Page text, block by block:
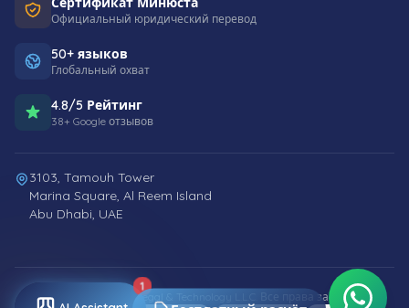
Официальный юридический перевод
50+ языков
Глобальный охват
4.8/5 Рейтинг
38+ Google отзывов
3103, Tamouh Tower
Marina Square, Al Reem Island
Abu Dhabi, UAE
© 2026 Smart World Legal & Technology L.L.C. Все права защищены.
1